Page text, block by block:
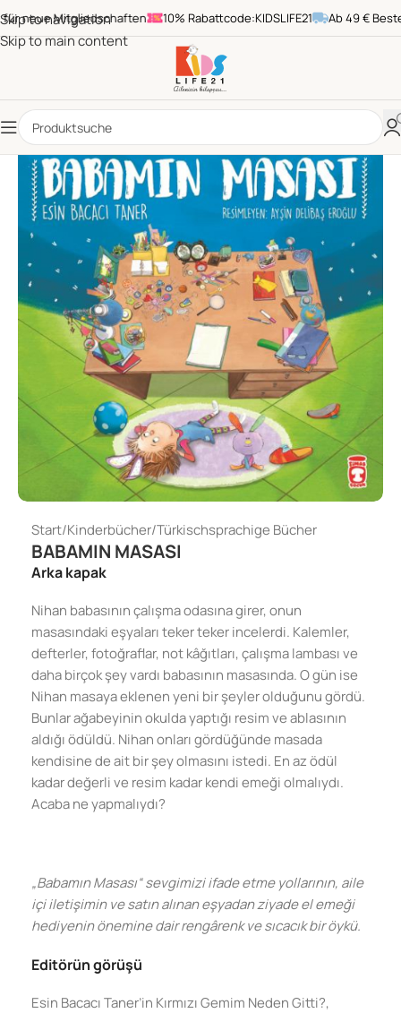
Skip to navigation
Skip to main content
neue Mitgliedschaften 10% Rabattcode:KIDSLIFE21 Ab 49 €
Start/Kinderbücher/Türkischsprachige Bücher
BABAMIN MASASI
Arka kapak
Nihan babasının çalışma odasına girer, onun
masasındaki eşyaları teker teker incelerdi. Kalemler,
defterler, fotoğraflar, not kâğıtları, çalışma lambası ve
daha birçok şey vardı babasının masasında. O gün ise
Nihan masaya eklenen yeni bir şeyler olduğunu gördü.
Bunlar ağabeyinin okulda yaptığı resim ve ablasının
aldığı ödüldü. Nihan onları gördüğünde masada
kendisine de ait bir şey olmasını istedi. En az ödül
kadar değerli ve resim kadar kendi emeği olmalıydı.
Acaba ne yapmalıydı?
„Babamın Masası“ sevgimizi ifade etme yollarının, aile
içi iletişimin ve satın alınan eşyadan ziyade el emeği
hediyenin önemine dair rengârenk ve sıcacık bir öykü.
Editörün görüşü
Esin Bacacı Taner’in Kırmızı Gemim Neden Gitti?,